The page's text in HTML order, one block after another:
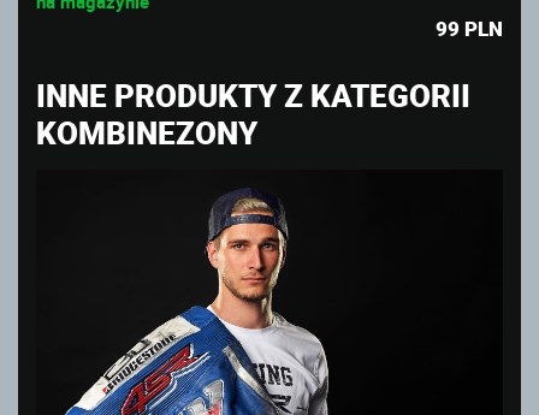
99 PLN
INNE PRODUKTY Z KATEGORII
KOMBINEZONY